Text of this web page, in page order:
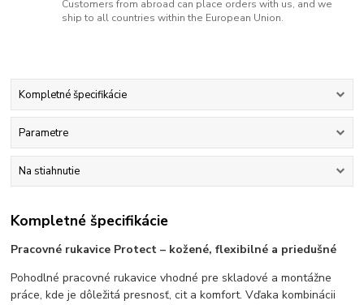
Customers from abroad can place orders with us, and we
ship to all countries within the European Union.
Kompletné špecifikácie
Parametre
Na stiahnutie
Kompletné špecifikácie
Pracovné rukavice Protect – kožené, flexibilné a priedušné
Pohodlné pracovné rukavice vhodné pre skladové a montážne
práce, kde je dôležitá presnosť, cit a komfort. Vďaka kombinácii